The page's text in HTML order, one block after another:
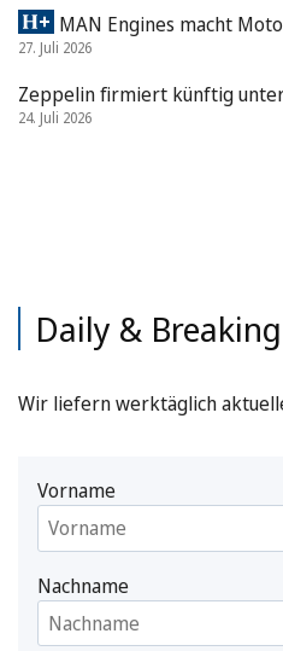
MAN Engines macht
27. Juli 2026
Zeppelin firmiert künftig
24. Juli 2026
Daily &
Wir liefern werktäglich
Vorname
Nachname